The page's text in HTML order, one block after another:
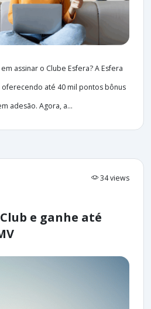
assinar o Clube Esfera? A Esfera
oferecendo até 40 mil pontos bônus
adesão. Agora, a...
34 views
Club e ganhe até